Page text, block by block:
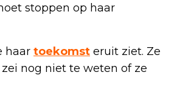
stoppen op haar
haar toekomst eruit ziet. Ze
nog niet te weten of ze